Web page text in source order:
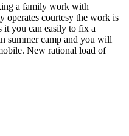
a family work with
operates courtesy the work is
it you can easily to fix a
summer camp and you will
New rational load of